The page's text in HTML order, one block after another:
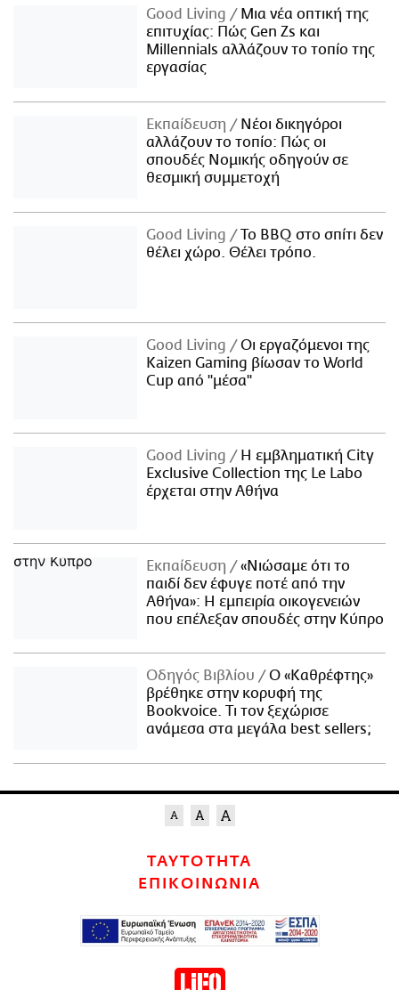
Good Living
Μια νέα οπτική της
επιτυχίας: Πώς Gen Zs και
Millennials αλλάζουν το τοπίο της
εργασίας
Εκπαίδευση
Νέοι δικηγόροι
αλλάζουν το τοπίο: Πώς οι
σπουδές Νομικής οδηγούν σε
θεσμική συμμετοχή
Good Living
Το BBQ στο σπίτι δεν
θέλει χώρο. Θέλει τρόπο.
Good Living
Οι εργαζόμενοι της
Kaizen Gaming βίωσαν το World
Cup από "μέσα"
Good Living
Η εμβληματική City
Exclusive Collection της Le Labo
έρχεται στην Αθήνα
Εκπαίδευση
«Νιώσαμε ότι το
παιδί δεν έφυγε ποτέ από την
Αθήνα»: Η εμπειρία οικογενειών
που επέλεξαν σπουδές στην Κύπρο
Οδηγός Βιβλίου
Ο «Καθρέφτης»
βρέθηκε στην κορυφή της
Bookvoice. Τι τον ξεχώρισε
ανάμεσα στα μεγάλα best sellers;
ΤΑΥΤΟΤΗΤΑ
ΕΠΙΚΟΙΝΩΝΙΑ